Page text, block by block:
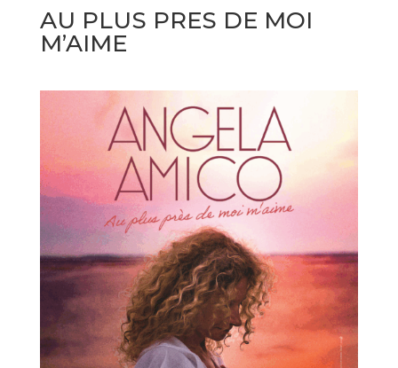
AU PLUS PRES DE MOI
M’AIME